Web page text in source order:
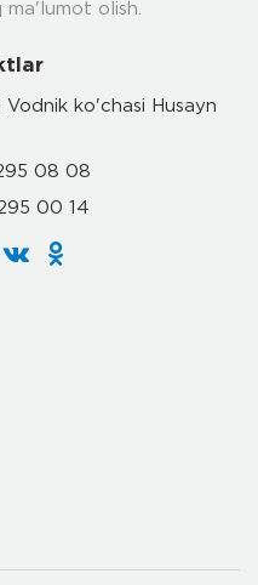
olish.
Vodnik ko'chasi Husayn
08 08
00 14